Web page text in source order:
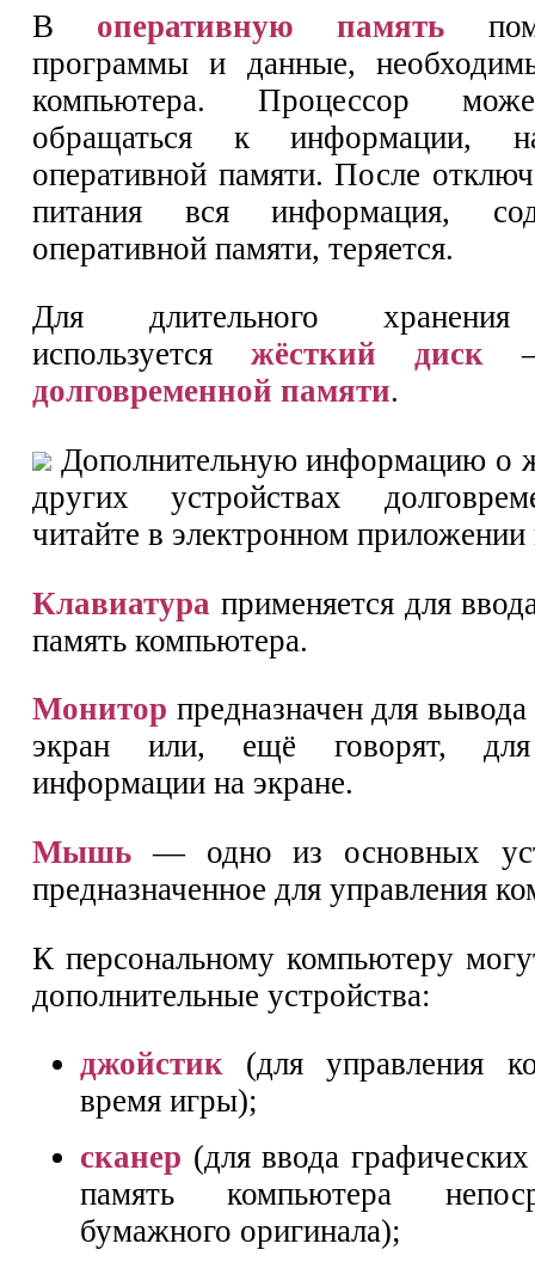
В оперативную память
программы и данные,
компьютера. Процессор
обращаться к информации,
оперативной памяти. После
питания вся информация,
оперативной памяти, теряется.
Для длительного
используется жёсткий диск —
долговременной памяти.
Дополнительную информацию о
других устройствах
читайте в электронном приложении
Клавиатура применяется для
память компьютера.
Монитор предназначен для
экран или, ещё говорят, для
информации на экране.
Мышь — одно из основных
предназначенное для управления
К персональному компьютеру
дополнительные устройства:
джойстик (для управления
время игры);
сканер (для ввода
память компьютера
бумажного оригинала);